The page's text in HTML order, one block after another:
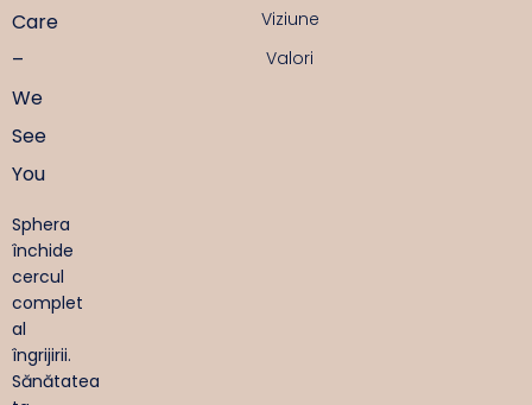
Care
–
We
See
You
Sphera
închide
cercul
complet
al
îngrijirii.
Sănătatea
Viziune
Valori